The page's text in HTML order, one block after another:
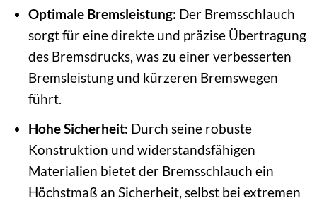
Optimale Bremsleistung: Der Bremsschlauch
sorgt für eine direkte und präzise Übertragung
des Bremsdrucks, was zu einer verbesserten
Bremsleistung und kürzeren Bremswegen
führt.
Hohe Sicherheit: Durch seine robuste
Konstruktion und widerstandsfähigen
Materialien bietet der Bremsschlauch ein
Höchstmaß an Sicherheit, selbst bei extremen